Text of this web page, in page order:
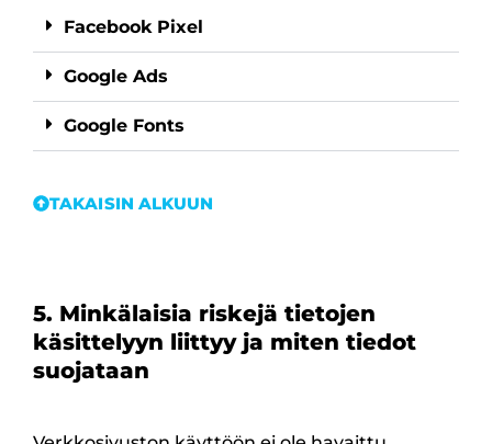
Facebook Pixel
Google Ads
Google Fonts
TAKAISIN ALKUUN
5. Minkälaisia riskejä tietojen
käsittelyyn liittyy ja miten tiedot
suojataan